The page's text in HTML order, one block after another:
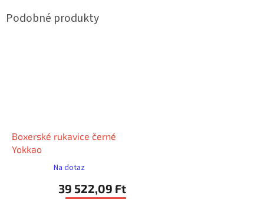
Boxerské rukavice černé
Yokkao
Na dotaz
39 522,09 Ft